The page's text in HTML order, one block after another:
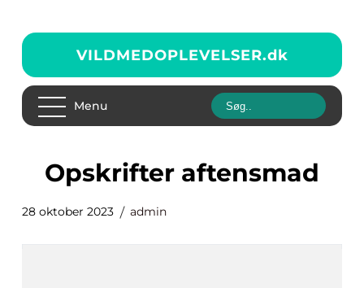
VILDMEDOPLEVELSER.dk
Menu
opskrifter aftensmad
28 oktober 2023 admin